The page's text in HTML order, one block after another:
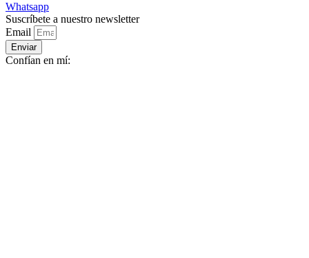
Whatsapp
Suscríbete a nuestro newsletter
Email
Enviar
Confían en mí: